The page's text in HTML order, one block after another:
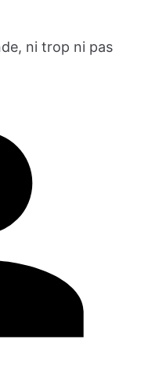
ni trop ni pas